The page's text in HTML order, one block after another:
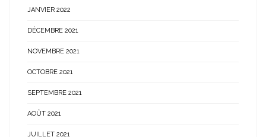
JANVIER 2022
DÉCEMBRE 2021
NOVEMBRE 2021
OCTOBRE 2021
SEPTEMBRE 2021
AOÛT 2021
JUILLET 2021